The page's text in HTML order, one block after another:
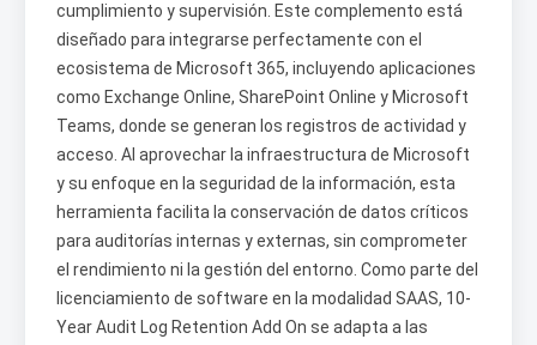
cumplimiento y supervisión. Este complemento está
diseñado para integrarse perfectamente con el
ecosistema de Microsoft 365, incluyendo aplicaciones
como Exchange Online, SharePoint Online y Microsoft
Teams, donde se generan los registros de actividad y
acceso. Al aprovechar la infraestructura de Microsoft
y su enfoque en la seguridad de la información, esta
herramienta facilita la conservación de datos críticos
para auditorías internas y externas, sin comprometer
el rendimiento ni la gestión del entorno. Como parte del
licenciamiento de software en la modalidad SAAS, 10-
Year Audit Log Retention Add On se adapta a las